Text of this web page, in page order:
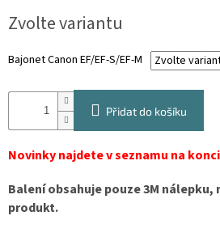
cena:
Zvolte variantu
Bajonet Canon EF/EF-S/EF-M
Přidat do košíku
Novinky najdete v seznamu na
Balení obsahuje pouze 3M
produkt.